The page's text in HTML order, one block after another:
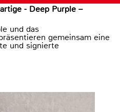
- Deep Purple –
und das
gemeinsam eine
und signierte